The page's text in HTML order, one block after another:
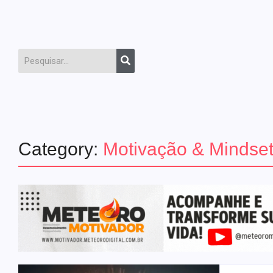
Category: Motivação & Mindset